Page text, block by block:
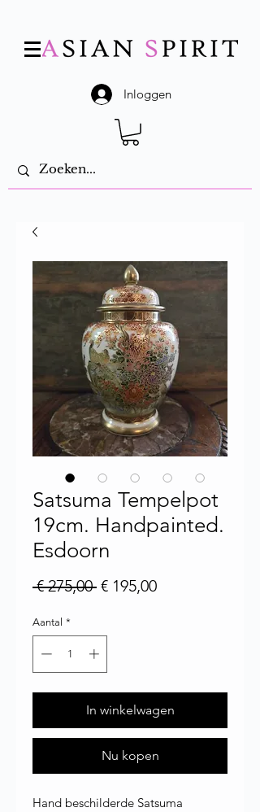
Inloggen
Satsuma Tempelpot
19cm. Handpainted.
Esdoorn
€ 275,00 Normale prijs
€ 195,00Verkoopprijs
Aantal *
In winkelwagen
Nu kopen
Hand beschilderde Satsuma